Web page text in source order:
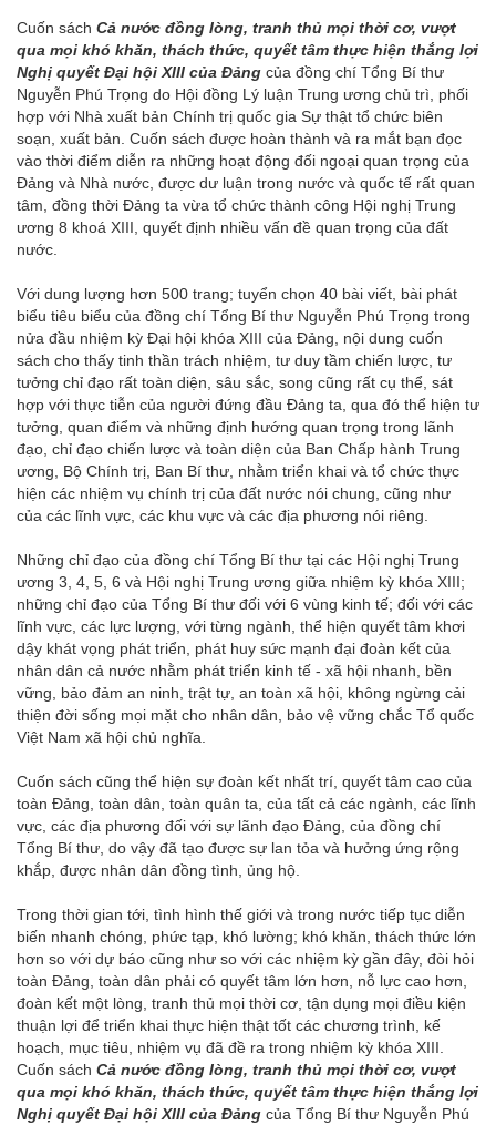
Cuốn sách Cả nước đồng lòng, tranh thủ mọi thời cơ, vượt
qua mọi khó khăn, thách thức, quyết tâm thực hiện thắng lợi
Nghị quyết Đại hội XIII của Đảng của đồng chí Tổng Bí thư
Nguyễn Phú Trọng do Hội đồng Lý luận Trung ương chủ trì, phối
hợp với Nhà xuất bản Chính trị quốc gia Sự thật tổ chức biên
soạn, xuất bản. Cuốn sách được hoàn thành và ra mắt bạn đọc
vào thời điểm diễn ra những hoạt động đối ngoại quan trọng của
Đảng và Nhà nước, được dư luận trong nước và quốc tế rất quan
tâm, đồng thời Đảng ta vừa tổ chức thành công Hội nghị Trung
ương 8 khoá XIII, quyết định nhiều vấn đề quan trọng của đất
nước.
Với dung lượng hơn 500 trang; tuyển chọn 40 bài viết, bài phát
biểu tiêu biểu của đồng chí Tổng Bí thư Nguyễn Phú Trọng trong
nửa đầu nhiệm kỳ Đại hội khóa XIII của Đảng, nội dung cuốn
sách cho thấy tinh thần trách nhiệm, tư duy tầm chiến lược, tư
tưởng chỉ đạo rất toàn diện, sâu sắc, song cũng rất cụ thể, sát
hợp với thực tiễn của người đứng đầu Đảng ta, qua đó thể hiện tư
tưởng, quan điểm và những định hướng quan trọng trong lãnh
đạo, chỉ đạo chiến lược và toàn diện của Ban Chấp hành Trung
ương, Bộ Chính trị, Ban Bí thư, nhằm triển khai và tổ chức thực
hiện các nhiệm vụ chính trị của đất nước nói chung, cũng như
của các lĩnh vực, các khu vực và các địa phương nói riêng.
Những chỉ đạo của đồng chí Tổng Bí thư tại các Hội nghị Trung
ương 3, 4, 5, 6 và Hội nghị Trung ương giữa nhiệm kỳ khóa XIII;
những chỉ đạo của Tổng Bí thư đối với 6 vùng kinh tế; đối với các
lĩnh vực, các lực lượng, với từng ngành, thể hiện quyết tâm khơi
dậy khát vọng phát triển, phát huy sức mạnh đại đoàn kết của
nhân dân cả nước nhằm phát triển kinh tế - xã hội nhanh, bền
vững, bảo đảm an ninh, trật tự, an toàn xã hội, không ngừng cải
thiện đời sống mọi mặt cho nhân dân, bảo vệ vững chắc Tổ quốc
Việt Nam xã hội chủ nghĩa.
Cuốn sách cũng thể hiện sự đoàn kết nhất trí, quyết tâm cao của
toàn Đảng, toàn dân, toàn quân ta, của tất cả các ngành, các lĩnh
vực, các địa phương đối với sự lãnh đạo Đảng, của đồng chí
Tổng Bí thư, do vậy đã tạo được sự lan tỏa và hưởng ứng rộng
khắp, được nhân dân đồng tình, ủng hộ.
Trong thời gian tới, tình hình thế giới và trong nước tiếp tục diễn
biến nhanh chóng, phức tạp, khó lường; khó khăn, thách thức lớn
hơn so với dự báo cũng như so với các nhiệm kỳ gần đây, đòi hỏi
toàn Đảng, toàn dân phải có quyết tâm lớn hơn, nỗ lực cao hơn,
đoàn kết một lòng, tranh thủ mọi thời cơ, tận dụng mọi điều kiện
thuận lợi để triển khai thực hiện thật tốt các chương trình, kế
hoạch, mục tiêu, nhiệm vụ đã đề ra trong nhiệm kỳ khóa XIII.
Cuốn sách Cả nước đồng lòng, tranh thủ mọi thời cơ, vượt
qua mọi khó khăn, thách thức, quyết tâm thực hiện thắng lợi
Nghị quyết Đại hội XIII của Đảng của Tổng Bí thư Nguyễn Phú